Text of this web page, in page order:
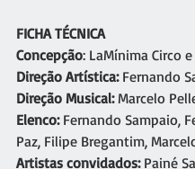
FICHA TÉCNICA
Concepção: LaMínima Circo
Direção Artística: Fernando
Direção Musical: Marcelo
Elenco: Fernando Sampaio,
Paz, Filipe Bregantim,
Artistas convidados: Painé